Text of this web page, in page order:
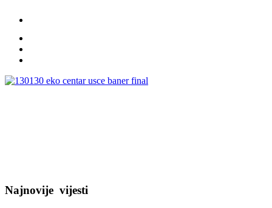
Najnovije vijesti